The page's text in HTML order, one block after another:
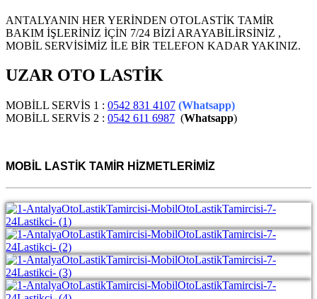
ANTALYANIN HER YERİNDEN OTOLASTİK TAMİR
BAKIM İŞLERİNİZ İÇİN 7/24 BİZİ ARAYABİLİRSİNİZ ,
MOBİL SERVİSİMİZ İLE BİR TELEFON KADAR YAKINIZ.
UZAR OTO LASTİK
MOBİLL SERVİS 1 : 0542 831 4107 (Whatsapp)
MOBİLL SERVİS 2 : 0542 611 6987 (Whatsapp)
MOBİL LASTİK TAMİR HİZMETLERİMİZ